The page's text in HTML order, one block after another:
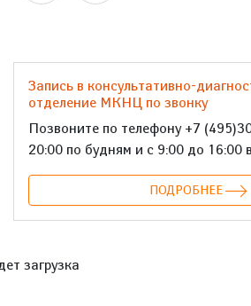
Запись в консультативно-
отделение МКНЦ по звонку
Позвоните по телефону +7
20:00 по будням и с 9:00 до 16:00
ПОДРОБНЕЕ
загрузка